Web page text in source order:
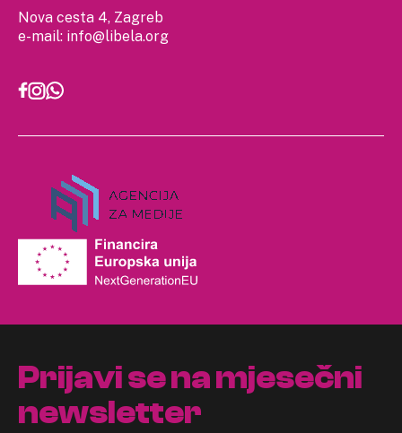
Nova cesta 4, Zagreb
e-mail: info@libela.org
Prijavi se na mjesečni
newsletter